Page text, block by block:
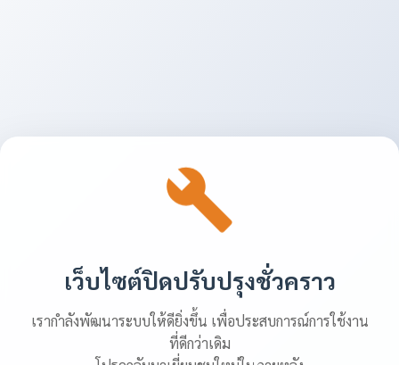
เว็บไซต์ปิดปรับปรุงชั่วคราว
เรากำลังพัฒนาระบบให้ดียิ่งขึ้น เพื่อประสบการณ์การใช้งาน
ที่ดีกว่าเดิม